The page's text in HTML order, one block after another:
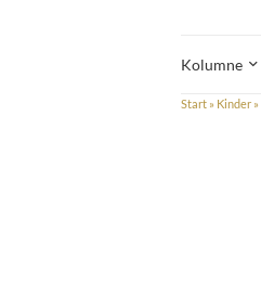
Kolumne
Start » Kinder »